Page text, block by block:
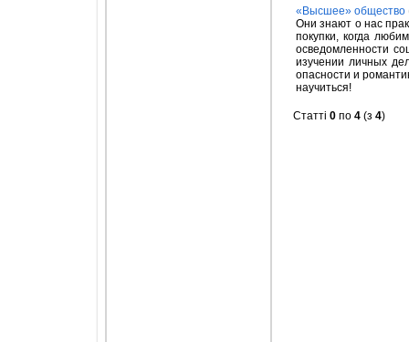
«Высшее» общество
Они знают о нас
покупки, когда
осведомленности
изучении личных
опасности и
научиться!
Статті 0 по 4 (з 4)